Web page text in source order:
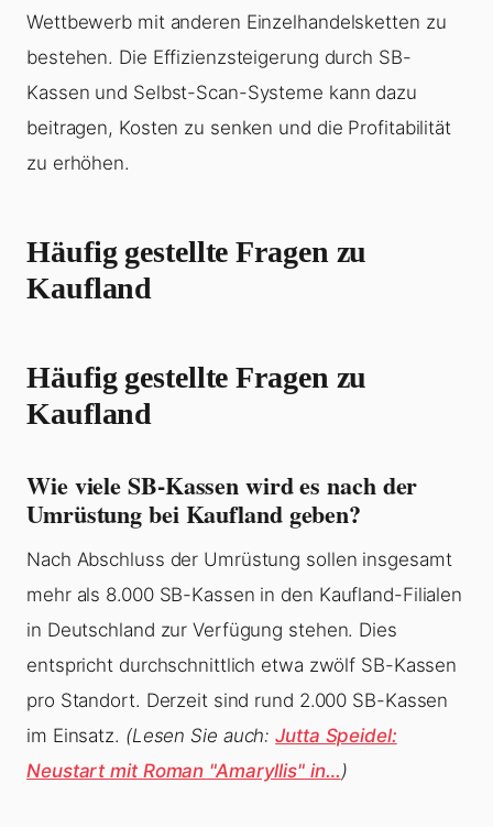
Wettbewerb mit anderen Einzelhandelsketten zu
bestehen. Die Effizienzsteigerung durch SB-
Kassen und Selbst-Scan-Systeme kann dazu
beitragen, Kosten zu senken und die Profitabilität
zu erhöhen.
Häufig gestellte Fragen zu
Kaufland
Häufig gestellte Fragen zu
Kaufland
Wie viele SB-Kassen wird es nach der
Umrüstung bei Kaufland geben?
Nach Abschluss der Umrüstung sollen insgesamt
mehr als 8.000 SB-Kassen in den Kaufland-Filialen
in Deutschland zur Verfügung stehen. Dies
entspricht durchschnittlich etwa zwölf SB-Kassen
pro Standort. Derzeit sind rund 2.000 SB-Kassen
im Einsatz. (Lesen Sie auch:Jutta Speidel:
Neustart mit Roman "Amaryllis" in…)